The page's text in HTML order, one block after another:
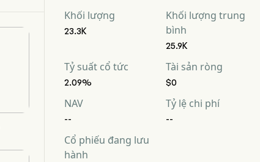
Khối lượng
23.3K
Khối lượng trung
bình
25.9K
Tỷ suất cổ tức
2.09%
Tài sản ròng
$0
NAV
--
Tỷ lệ chi phí
--
Cổ phiếu đang lưu
hành